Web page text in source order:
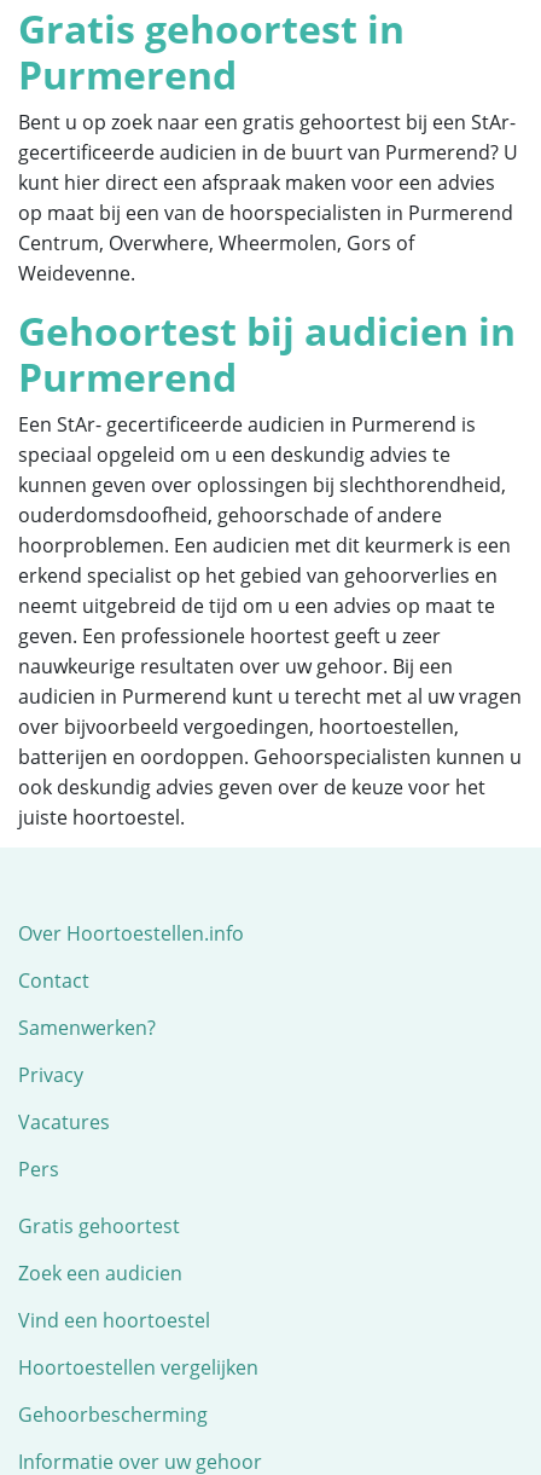
Gratis gehoortest in
Purmerend
Bent u op zoek naar een gratis gehoortest bij een StAr-
gecertificeerde audicien in de buurt van Purmerend? U
kunt hier direct een afspraak maken voor een advies
op maat bij een van de hoorspecialisten in Purmerend
Centrum, Overwhere, Wheermolen, Gors of
Weidevenne.
Gehoortest bij audicien in
Purmerend
Een StAr- gecertificeerde audicien in Purmerend is
speciaal opgeleid om u een deskundig advies te
kunnen geven over oplossingen bij slechthorendheid,
ouderdomsdoofheid, gehoorschade of andere
hoorproblemen. Een audicien met dit keurmerk is een
erkend specialist op het gebied van gehoorverlies en
neemt uitgebreid de tijd om u een advies op maat te
geven. Een professionele hoortest geeft u zeer
nauwkeurige resultaten over uw gehoor. Bij een
audicien in Purmerend kunt u terecht met al uw vragen
over bijvoorbeeld vergoedingen, hoortoestellen,
batterijen en oordoppen. Gehoorspecialisten kunnen u
ook deskundig advies geven over de keuze voor het
juiste hoortoestel.
Over Hoortoestellen.info
Contact
Samenwerken?
Privacy
Vacatures
Pers
Gratis gehoortest
Zoek een audicien
Vind een hoortoestel
Hoortoestellen vergelijken
Gehoorbescherming
Informatie over uw gehoor